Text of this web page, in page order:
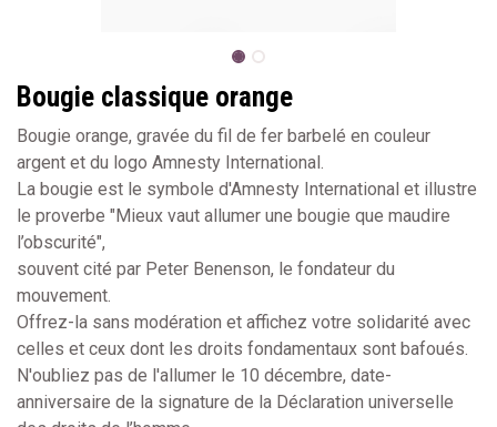
Bougie classique orange
Bougie orange, gravée du fil de fer barbelé en couleur
argent et du logo Amnesty International.
La bougie est le symbole d'Amnesty International et illustre
le proverbe "Mieux vaut allumer une bougie que maudire
l’obscurité",
souvent cité par Peter Benenson, le fondateur du
mouvement.
Offrez-la sans modération et affichez votre solidarité avec
celles et ceux dont les droits fondamentaux sont bafoués.
N'oubliez pas de l'allumer le 10 décembre, date-
anniversaire de la signature de la Déclaration universelle